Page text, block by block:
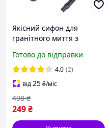
Якісний сифон для
гранітного миття з
штучного каменю vlsx
Готово до відправки
4.0 (2)
від25₴/міс
249₴
498 ₴